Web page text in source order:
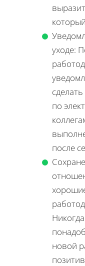
уходе:
по
после
новой